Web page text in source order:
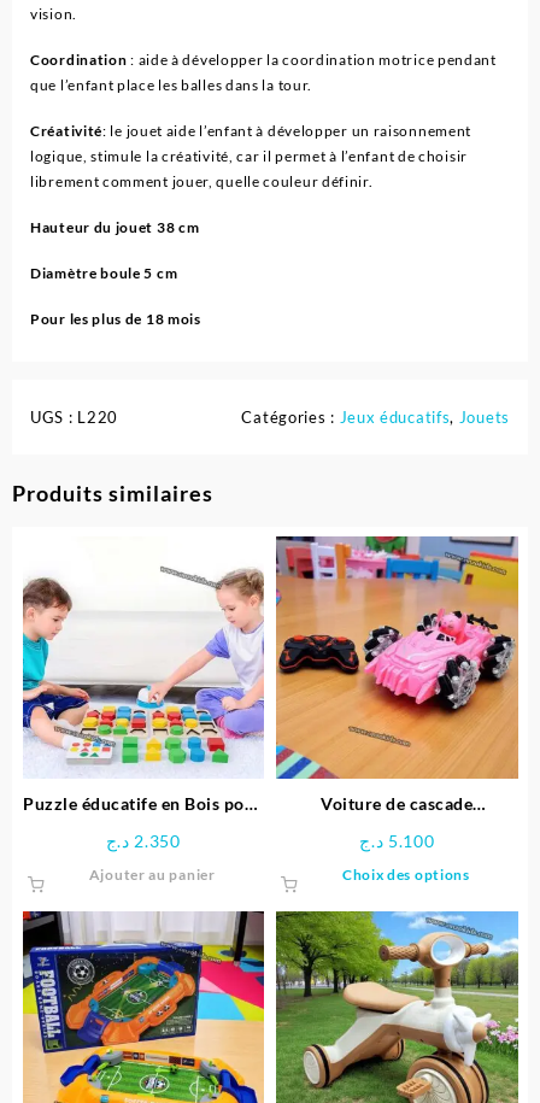
vision.
Coordination : aide à développer la coordination motrice pendant
que l’enfant place les balles dans la tour.
Créativité: le jouet aide l’enfant à développer un raisonnement
logique, stimule la créativité, car il permet à l’enfant de choisir
librement comment jouer, quelle couleur définir.
Hauteur du jouet 38 cm
Diamètre boule 5 cm
Pour les plus de 18 mois
UGS : L220 Catégories : Jeux éducatifs, Jouets
Produits similaires
Puzzle éducatife en Bois pour
2.350 د.ج
Ajouter au panier
Voiture de cascade
5.100 د.ج
Choix des options
Les
options
être
choisies